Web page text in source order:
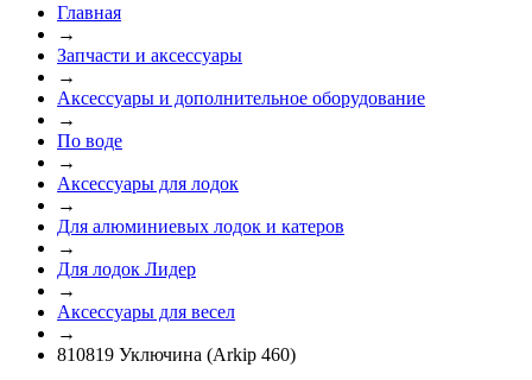
Главная
→
Запчасти и аксессуары
→
Аксессуары и дополнительное оборудование
→
По воде
→
Аксессуары для лодок
→
Для алюминиевых лодок и катеров
→
Для лодок Лидер
→
Аксессуары для весел
→
810819 Уключина (Arkip 460)